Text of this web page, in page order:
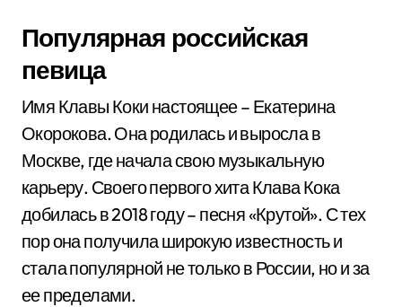
Популярная российская
певица
Имя Клавы Коки настоящее – Екатерина
Окорокова. Она родилась и выросла в
Москве, где начала свою музыкальную
карьеру. Своего первого хита Клава Кока
добилась в 2018 году – песня «Крутой». С тех
пор она получила широкую известность и
стала популярной не только в России, но и за
ее пределами.